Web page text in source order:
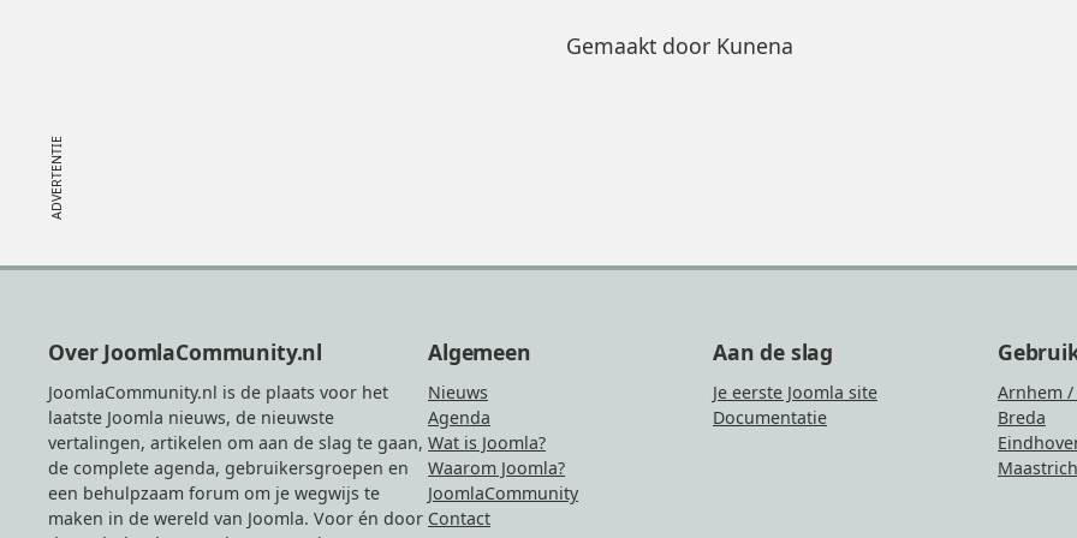
Gemaakt door Kunena
Over JoomlaCommunity.nl
JoomlaCommunity.nl is de plaats voor het
laatste Joomla nieuws, de nieuwste
vertalingen, artikelen om aan de slag te gaan,
de complete agenda, gebruikersgroepen en
een behulpzaam forum om je wegwijs te
maken in de wereld van Joomla. Voor én door
Algemeen
Nieuws
Agenda
Wat is Joomla?
Waarom Joomla?
JoomlaCommunity
Contact
Aan de slag
Je eerste Joomla site
Documentatie
Arnhem
Breda